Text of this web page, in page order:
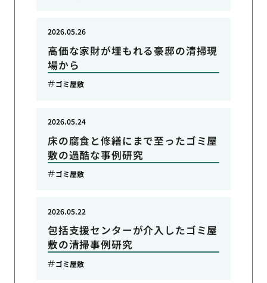
高価な家財が埋もれる豪邸の清掃現
場から
2026.05.26
ゴミ屋敷
床の腐食と修繕にまで至ったゴミ屋
敷の過酷な事例研究
2026.05.24
ゴミ屋敷
包括支援センターが介入したゴミ屋
敷の清掃事例研究
2026.05.22
ゴミ屋敷